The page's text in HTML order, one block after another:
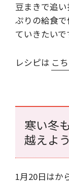
豆まきで追
ぷりの給食
ていきたいで
レシピは こ
寒い冬
越えよ
1月20日はか